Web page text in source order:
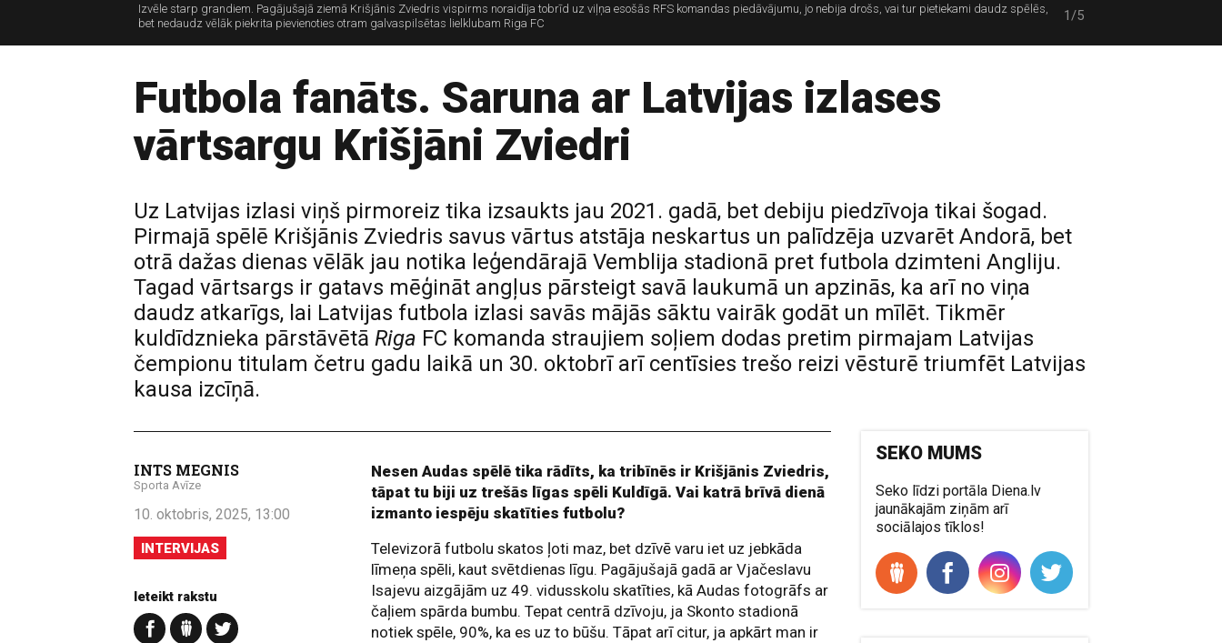
Izvēle starp grandiem. Pagājušajā ziemā Krišjānis Zviedris vispirms noraidīja tobrīd uz viļņa esošās RFS komandas piedāvājumu, jo nebija drošs, vai tur pietiekami daudz spēlēs,
bet nedaudz vēlāk piekrita pievienoties otram galvaspilsētas lielklubam Riga FC
1/5
Futbola fanāts. Saruna ar Latvijas izlases
vārtsargu Krišjāni Zviedri
Uz Latvijas izlasi viņš pirmoreiz tika izsaukts jau 2021. gadā, bet debiju piedzīvoja tikai šogad.
Pirmajā spēlē Krišjānis Zviedris savus vārtus atstāja neskartus un palīdzēja uzvarēt Andorā, bet
otrā dažas dienas vēlāk jau notika leģendārajā Vemblija stadionā pret futbola dzimteni Angliju.
Tagad vārtsargs ir gatavs mēģināt angļus pārsteigt savā laukumā un apzinās, ka arī no viņa
daudz atkarīgs, lai Latvijas futbola izlasi savās mājās sāktu vairāk godāt un mīlēt. Tikmēr
kuldīdznieka pārstāvētā Riga FC komanda straujiem soļiem dodas pretim pirmajam Latvijas
čempionu titulam četru gadu laikā un 30. oktobrī arī centīsies trešo reizi vēsturē triumfēt Latvijas
kausa izcīņā.
INTS MEGNIS
Sporta Avīze
10. oktobris, 2025, 13:00
INTERVIJAS
Ieteikt rakstu
Nesen Audas spēlē tika rādīts, ka tribīnēs ir Krišjānis Zviedris,
tāpat tu biji uz trešās līgas spēli Kuldīgā. Vai katrā brīvā dienā
izmanto iespēju skatīties futbolu?
Televizorā futbolu skatos ļoti maz, bet dzīvē varu iet uz jebkāda
līmeņa spēli, kaut svētdienas līgu. Pagājušajā gadā ar Vjačeslavu
Isajevu aizgājām uz 49. vidusskolu skatīties, kā Audas fotogrāfs ar
čaļiem spārda bumbu. Tepat centrā dzīvoju, ja Skonto stadionā
notiek spēle, 90%, ka es uz to būšu. Tāpat arī citur, ja apkārt man ir
SEKO MUMS
Seko līdzi portāla Diena.lv
jaunākajām ziņām arī
sociālajos tīklos!